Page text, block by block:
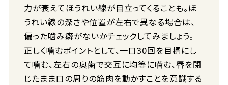
力が衰えてほうれい線が目立ってくることも。ほ
うれい線の深さや位置が左右で異なる場合は、
偏った噛み癖がないかチェックしてみましょう。
正しく噛むポイントとして、一口30回を目標にし
て噛む、左右の奥歯で交互に均等に噛む、唇を閉
じたまま口の周りの筋肉を動かすことを意識する